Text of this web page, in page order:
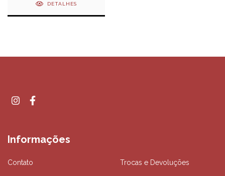
DETALHES
Informações
Contato Trocas e Devoluções